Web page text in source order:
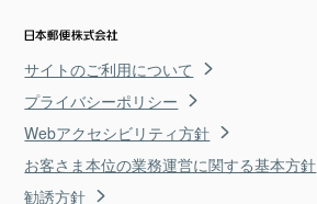
サイトのご利用について
プライバシーポリシー
Webアクセシビリティ方針
お客さま本位の業務運営に関する基本方針
勧誘方針